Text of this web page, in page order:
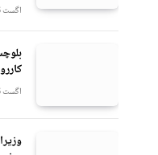
اگست 6, 2026
اگست 6, 2026